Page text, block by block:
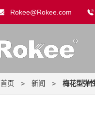
Rokee@Rokee.com
首页 > 新闻 > 梅花型弹